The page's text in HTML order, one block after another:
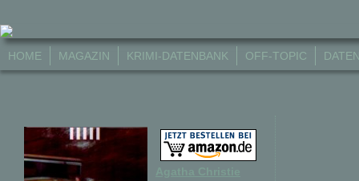
HOME MAGAZIN KRIMI-DATENBANK OFF-TOPIC